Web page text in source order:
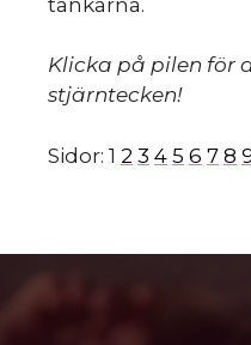
Klicka på pilen för
stjärntecken!
Sidor: 1 2 3 4 5 6 7 8